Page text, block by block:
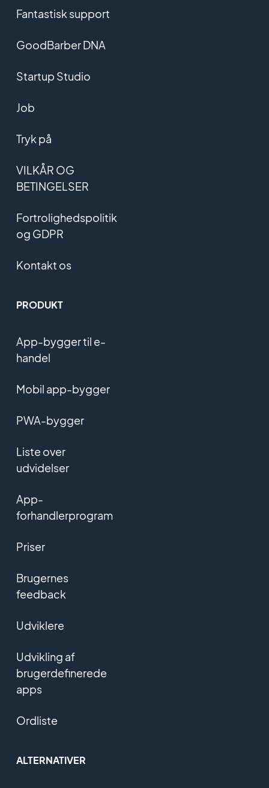
Fantastisk support
GoodBarber DNA
Startup Studio
Job
Tryk på
VILKÅR OG
BETINGELSER
Fortrolighedspolitik
og GDPR
Kontakt os
PRODUKT
App-bygger til e-
handel
Mobil app-bygger
PWA-bygger
Liste over
udvidelser
App-
forhandlerprogram
Priser
Brugernes
feedback
Udviklere
Udvikling af
brugerdefinerede
apps
Ordliste
ALTERNATIVER